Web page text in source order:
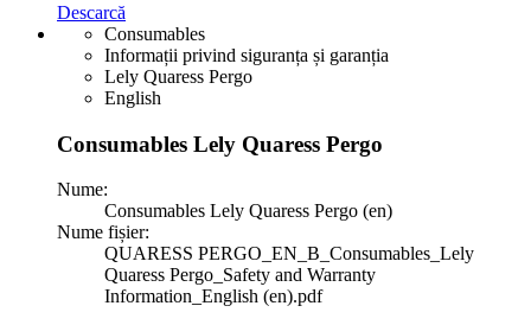
Descarcă
Consumables
Informații privind siguranța și garanția
Lely Quaress Pergo
English
Consumables Lely Quaress Pergo
Nume:
Consumables Lely Quaress Pergo (en)
Nume fișier:
QUARESS PERGO_EN_B_Consumables_Lely
Quaress Pergo_Safety and Warranty
Information_English (en).pdf